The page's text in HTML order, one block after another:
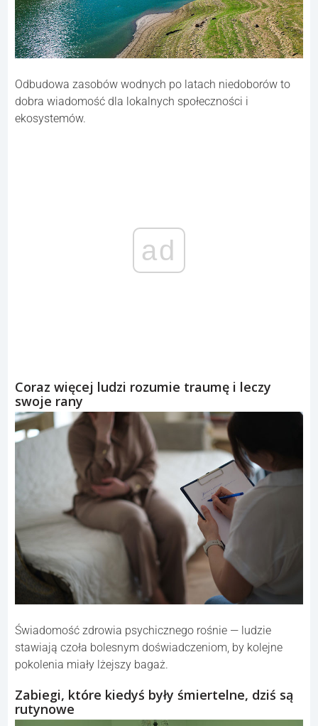
Odbudowa zasobów wodnych po latach niedoborów to
dobra wiadomość dla lokalnych społeczności i
ekosystemów.
ad
Coraz więcej ludzi rozumie traumę i leczy
swoje rany
Świadomość zdrowia psychicznego rośnie — ludzie
stawiają czoła bolesnym doświadczeniom, by kolejne
pokolenia miały lżejszy bagaż.
Zabiegi, które kiedyś były śmiertelne, dziś są
rutynowe